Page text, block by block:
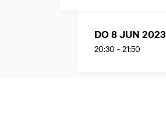
DO 8 JUN 2023
20:30 - 21:50